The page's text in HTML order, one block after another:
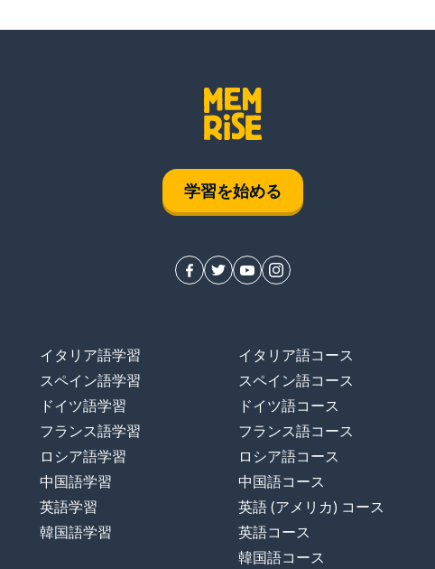
学習を始める
イタリア語学習
スペイン語学習
ドイツ語学習
フランス語学習
ロシア語学習
中国語学習
英語学習
韓国語学習
イタリア語コース
スペイン語コース
ドイツ語コース
フランス語コース
ロシア語コース
中国語コース
英語 (アメリカ) コース
英語コース
韓国語コース